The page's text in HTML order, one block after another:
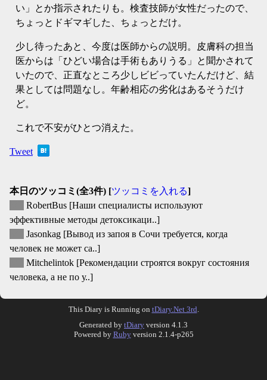
い」とか指示されたりも。検査技師が女性だったので、
ちょっとドギマギした、ちょっとだけ。
少し待ったあと、今度は医師からの説明。皮膚科の担当
医からは「ひどい場合は手術もありうる」と聞かされて
いたので、正直なところ少しビビっていたんだけど、結
果としては問題なし。年齢相応の劣化はあるそうだけ
ど。
これで不安がひとつ消えた。
Tweet
本日のツッコミ(全3件) [ツッコミを入れる]
RobertBus [Наши специалисты используют
эффективные методы детоксикаци..]
Jasonkag [Вывод из запоя в Сочи требуется, когда
человек не может са..]
Mitchelintok [Рекомендации строятся вокруг состояния
человека, а не по у..]
This Diary is Running on tDiary.Net 3rd.
Generated by tDiary version 4.1.3
Powered by Rubyversion 2.1.4-p265